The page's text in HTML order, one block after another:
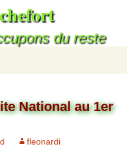
du reste
National au 1er
fleonardi